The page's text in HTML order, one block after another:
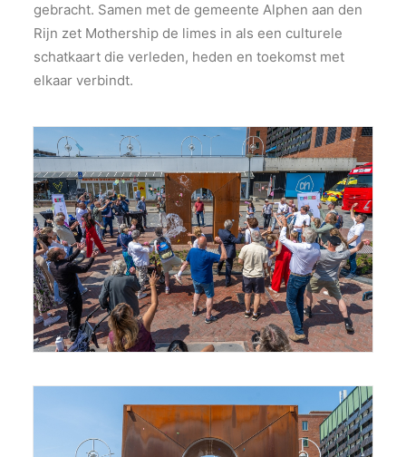
fotografie Buro JP
gebracht. Samen met de gemeente Alphen aan den
Rijn zet Mothership de limes in als een culturele
schatkaart die verleden, heden en toekomst met
elkaar verbindt.